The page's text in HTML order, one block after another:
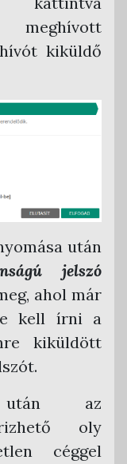
kiküldő
után
jelszó
ahol már
kell írni a
kiküldött
után az
oly
céggel